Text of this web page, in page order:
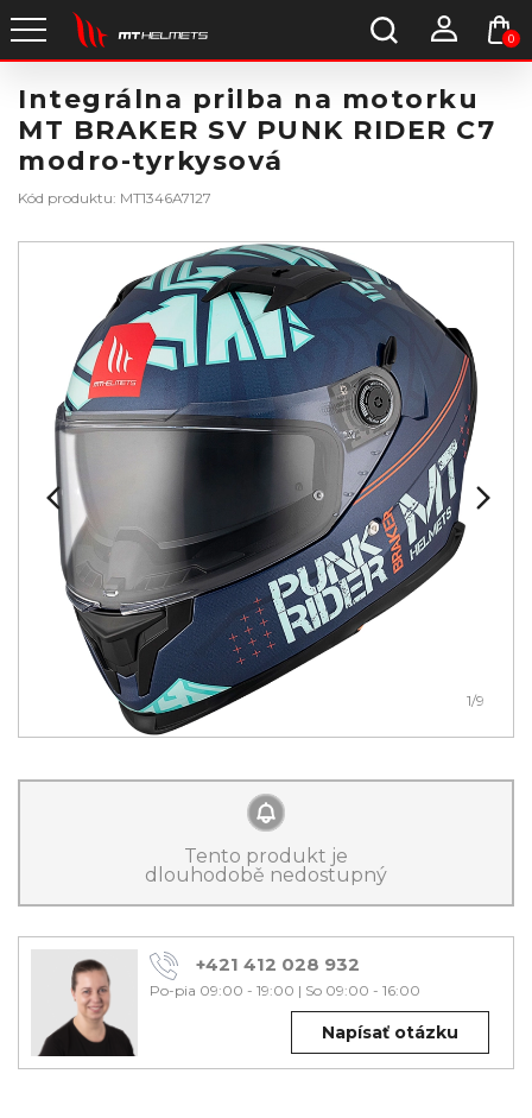
0
Integrálna prilba na motorku
MT BRAKER SV PUNK RIDER C7
modro-tyrkysová
Kód produktu: MT1346A7127
1/9
Tento produkt je
dlouhodobě nedostupný
+421 412 028 932
Po-pia 09:00 - 19:00 | So 09:00 - 16:00
Napísať otázku